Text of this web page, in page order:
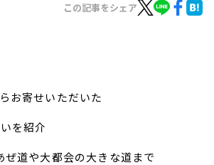
ッズ
この記事をシェア
お寄せいただいた
を紹介
ぜ道や大都会の大きな道まで